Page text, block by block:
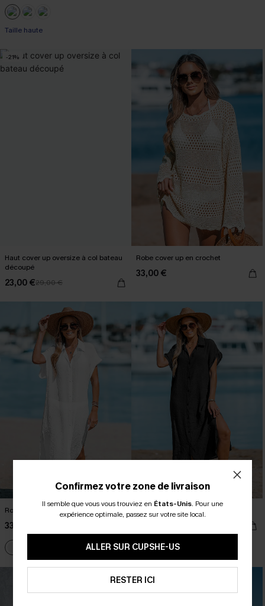
Taille haute
-21%
Haut cover up oversize à col bateau
découpé
23,00 €29,00 €
Robe cover up en crochet
33,00 €
Robe cover up midi à boutons
33,00 €
Robe chemise cover up à boutons
Confirmez votre zone de livraison
Il semble que vous vous trouviez en États-Unis. Pour une
expérience optimale, passez sur votre site local.
ALLER SUR CUPSHE-US
RESTER ICI